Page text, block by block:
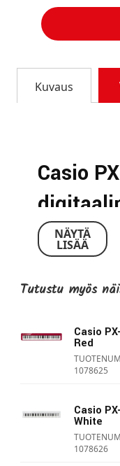
Kuvaus
Casio
Yleiskuvaus
PX‑S1100BK
muotoilun ja
painotettua
tuottavat
kompakti
pieniin tiloihin.
Action
NÄYTÄ
LISÄÄ
Tutustu myös
Casio
Red
1078625
Casio
White
1078626